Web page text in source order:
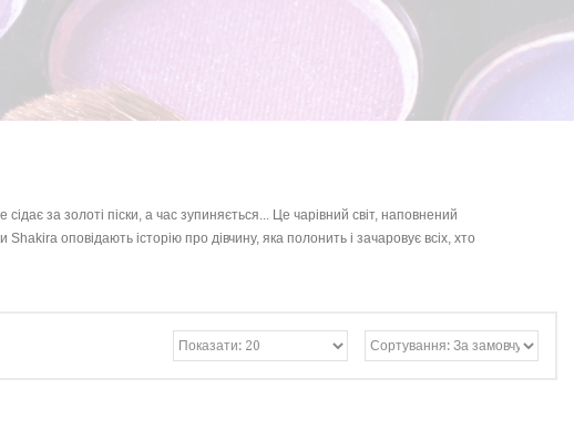
за золоті піски, а час зупиняється... Це чарівний світ, наповнений
оповідають історію про дівчину, яка полонить і зачаровує всіх, хто